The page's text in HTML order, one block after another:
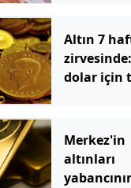
alarmı!
Altın 7
dolar için
Merkez'in
altınları